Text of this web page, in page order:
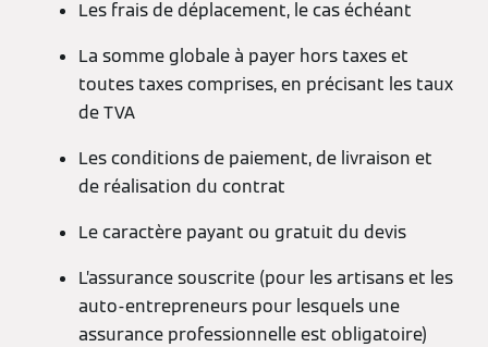
Les frais de déplacement, le cas échéant
La somme globale à payer hors taxes et
toutes taxes comprises, en précisant les taux
de TVA
Les conditions de paiement, de livraison et
de réalisation du contrat
Le caractère payant ou gratuit du devis
L’assurance souscrite (pour les artisans et les
auto-entrepreneurs pour lesquels une
assurance professionnelle est obligatoire)